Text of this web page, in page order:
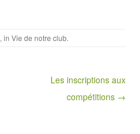
, in Vie de notre club.
Les inscriptions aux
compétitions →